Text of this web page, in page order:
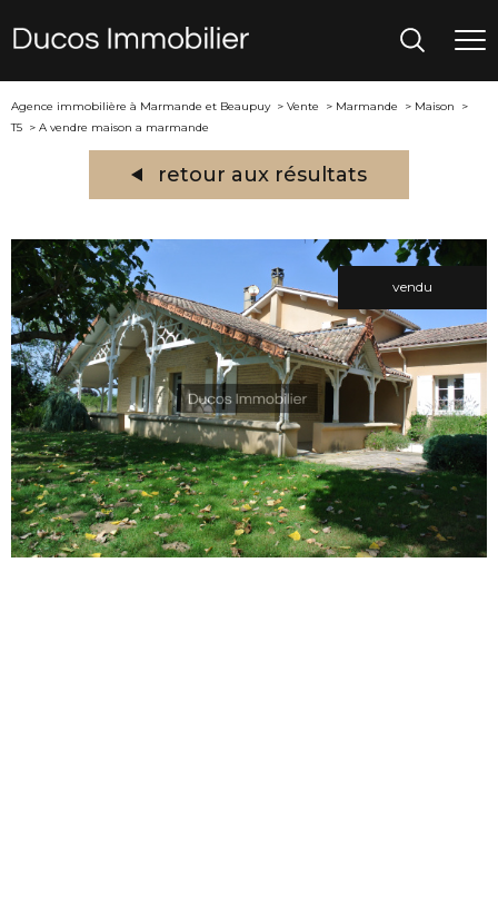
Agence immobilière à Marmande et Beaupuy Vente Marmande
Maison
T5
A vendre maison a marmande
retour aux résultats
vendu